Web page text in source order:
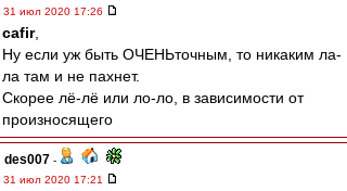
31 июл 2020 17:26
cafir,
Ну если уж быть ОЧЕНЬточным, то никаким ла-
ла там и не пахнет.
Скорее лё-лё или ло-ло, в зависимости от
произносящего
des007 -
31 июл 2020 17:21